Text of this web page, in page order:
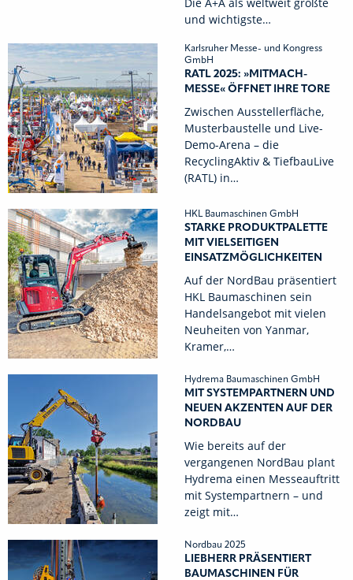
und wichtigste…
Karlsruher Messe- und Kongress
GmbH
RATL 2025: »MITMACH-
MESSE« ÖFFNET IHRE TORE
Zwischen Ausstellerfläche,
Musterbaustelle und Live-
Demo-Arena – die
RecyclingAktiv & TiefbauLive
(RATL) in…
HKL Baumaschinen GmbH
STARKE PRODUKTPALETTE
MIT VIELSEITIGEN
EINSATZMÖGLICHKEITEN
Auf der NordBau präsentiert
HKL Baumaschinen sein
Handelsangebot mit vielen
Neuheiten von Yanmar,
Kramer,…
Hydrema Baumaschinen GmbH
MIT SYSTEMPARTNERN UND
NEUEN AKZENTEN AUF DER
NORDBAU
Wie bereits auf der
vergangenen NordBau plant
Hydrema einen Messeauftritt
mit Systempartnern – und
zeigt mit…
Nordbau 2025
LIEBHERR PRÄSENTIERT
BAUMASCHINEN FÜR